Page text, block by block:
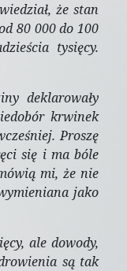
że stan
80 000 do 100
tysięcy.
deklarowały
krwinek
Proszę
się i ma bóle
mi, że nie
jako
ale dowody,
są tak